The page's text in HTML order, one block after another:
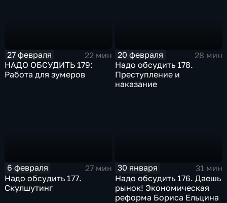
27 февраля
22 мин
НАДО ОБСУДИТЬ 179:
Работа для зумеров
20 февраля
28 мин
Надо обсудить 178.
Преступление и
наказание
6 февраля
27 мин
Надо обсудить 177.
Скулшутинг
30 января
31 мин
Надо обсудить 176. Даешь
рынок! Экономическая
реформа Бориса Ельцина